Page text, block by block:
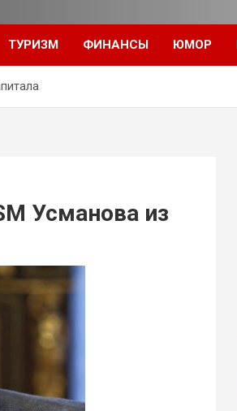
ТУРИЗМ ФИНАНСЫ ЮМОР
Усманова из